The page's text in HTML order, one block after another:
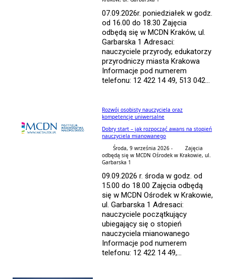
07.09.2026r. poniedziałek w godz.
od 16.00 do 18.30 Zajęcia
odbędą się w MCDN Kraków, ul.
Garbarska 1 Adresaci:
nauczyciele przyrody, edukatorzy
przyrodniczy miasta Krakowa
Informacje pod numerem
telefonu: 12 422 14 49, 513 042...
Rozwój osobisty nauczyciela oraz
kompetencje uniwersalne
Dobry start – jak rozpocząć awans na stopień
nauczyciela mianowanego
Środa, 9 września 2026 -
Zajęcia
odbędą się w MCDN Ośrodek w Krakowie, ul.
Garbarska 1
09.09.2026 r. środa w godz. od
15.00 do 18.00 Zajęcia odbędą
się w MCDN Ośrodek w Krakowie,
ul. Garbarska 1 Adresaci:
nauczyciele początkujący
ubiegający się o stopień
nauczyciela mianowanego
Informacje pod numerem
telefonu: 12 422 14 49,...